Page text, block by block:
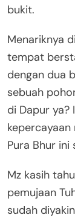
bukit.
Menariknya
tempat
dengan dua
sebuah
di Dapur ya?
Pura Bhur
Mz kasih
pemujaan
sudah